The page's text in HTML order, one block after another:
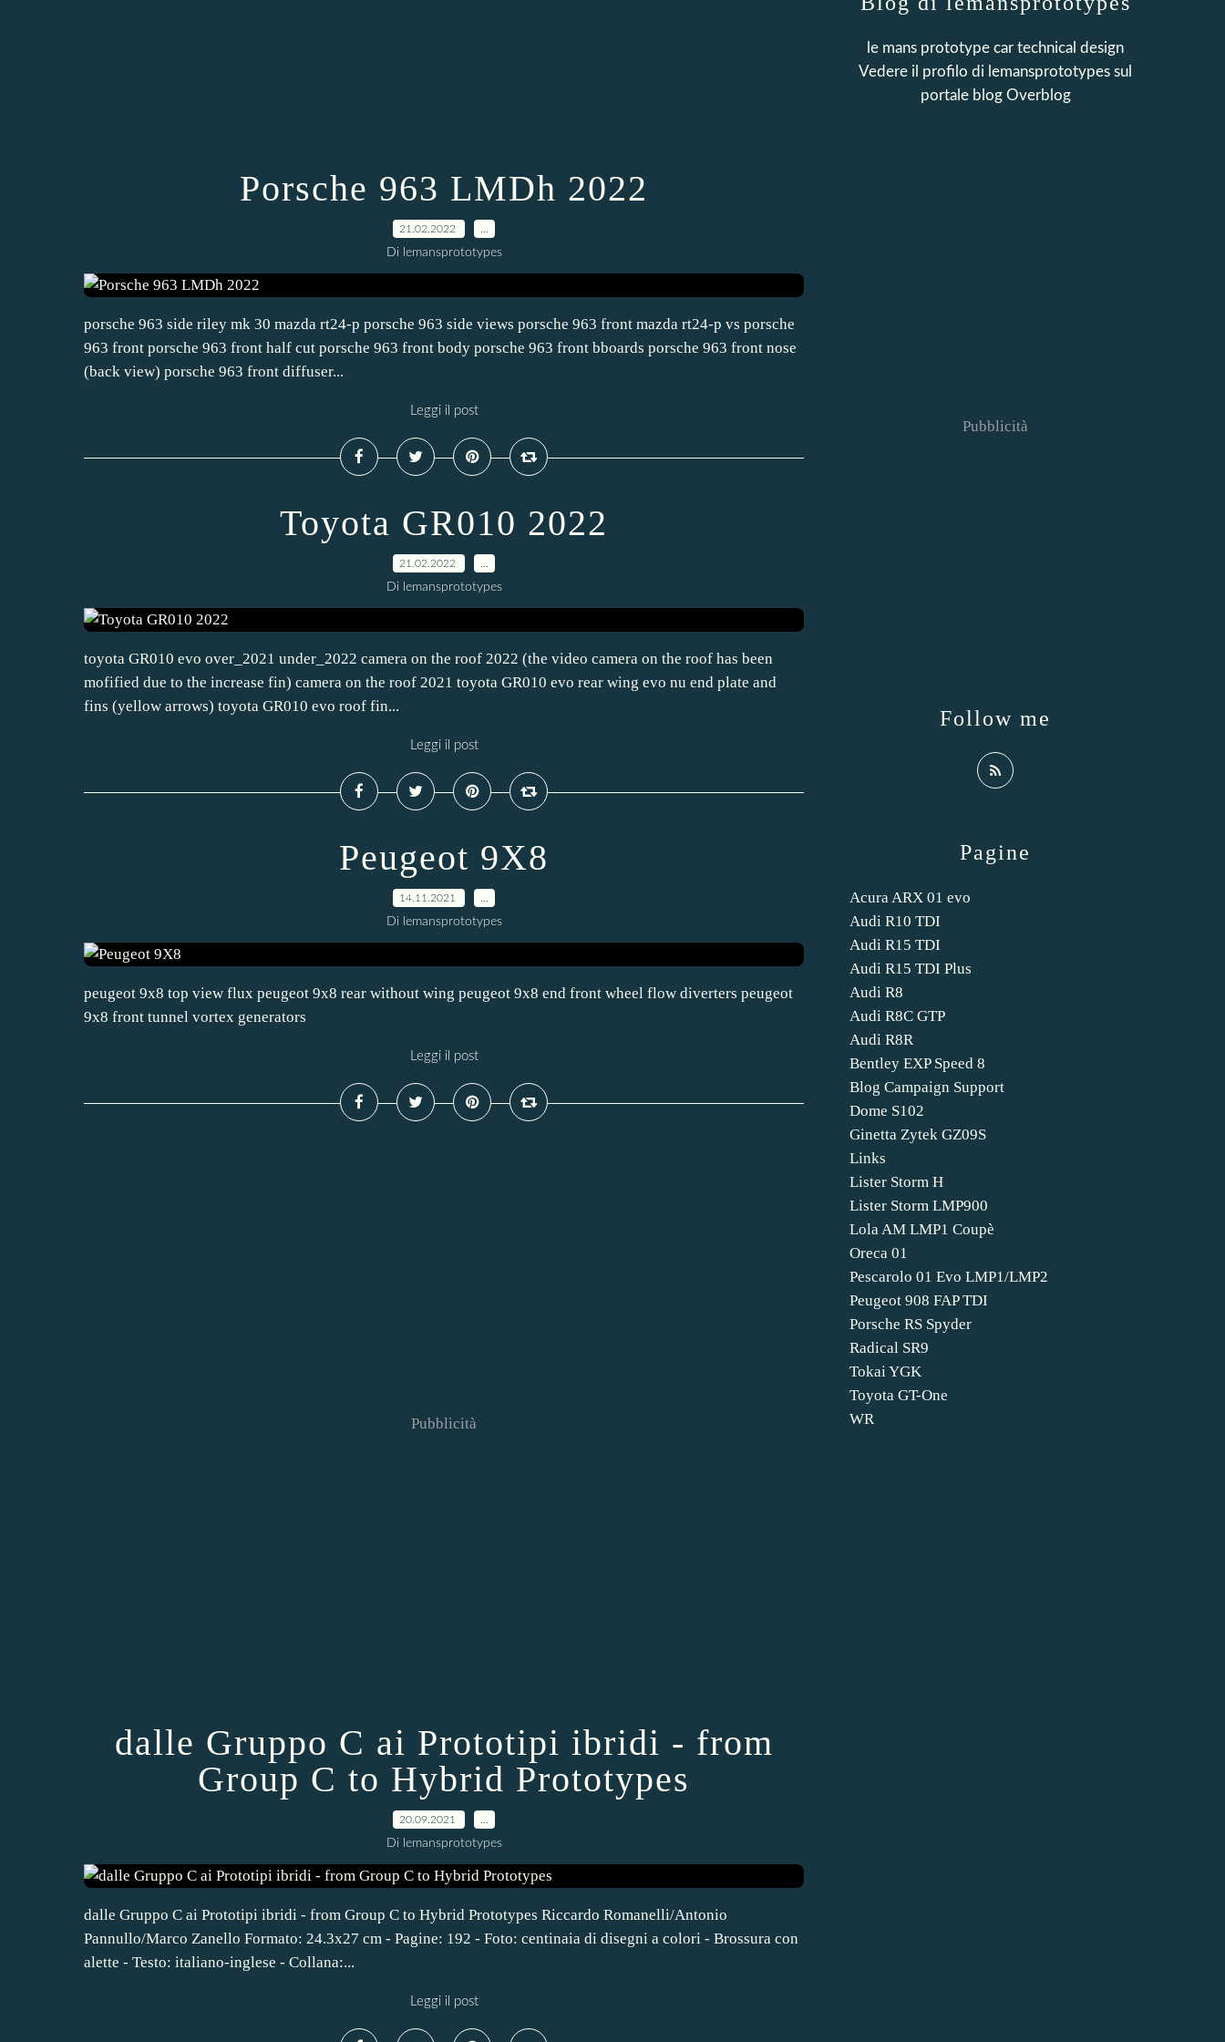
Porsche 963 LMDh 2022
21.02.2022
Di lemansprototypes
porsche 963 side riley mk 30 mazda rt24-p porsche 963 side views porsche 963 front mazda rt24-p vs porsche
963 front porsche 963 front half cut porsche 963 front body porsche 963 front bboards porsche 963 front nose
(back view) porsche 963 front diffuser...
Leggi il post
Toyota GR010 2022
21.02.2022
Di lemansprototypes
toyota GR010 evo over_2021 under_2022 camera on the roof 2022 (the video camera on the roof has been
mofified due to the increase fin) camera on the roof 2021 toyota GR010 evo rear wing evo nu end plate and
fins (yellow arrows) toyota GR010 evo roof fin...
Leggi il post
Peugeot 9X8
14.11.2021
Di lemansprototypes
peugeot 9x8 top view flux peugeot 9x8 rear without wing peugeot 9x8 end front wheel flow diverters peugeot
9x8 front tunnel vortex generators
Leggi il post
Pubblicità
dalle Gruppo C ai Prototipi ibridi - from
Group C to Hybrid Prototypes
20.09.2021
Di lemansprototypes
dalle Gruppo C ai Prototipi ibridi - from Group C to Hybrid Prototypes Riccardo Romanelli/Antonio
Pannullo/Marco Zanello Formato: 24.3x27 cm - Pagine: 192 - Foto: centinaia di disegni a colori - Brossura con
alette - Testo: italiano-inglese - Collana:...
Leggi il post
Pagine
Acura ARX 01 evo
Audi R10 TDI
Audi R15 TDI
Audi R15 TDI Plus
Audi R8
Audi R8C GTP
Audi R8R
Bentley EXP Speed 8
Blog Campaign Support
Dome S102
Ginetta Zytek GZ09S
Links
Lister Storm H
Lister Storm LMP900
Lola AM LMP1 Coupè
Oreca 01
Pescarolo 01 Evo LMP1/LMP2
Peugeot 908 FAP TDI
Porsche RS Spyder
Radical SR9
Tokai YGK
Toyota GT-One
WR
le mans prototype car technical design
Vedere il profilo di lemansprototypes sul
portale blog Overblog
Follow me
Pubblicità